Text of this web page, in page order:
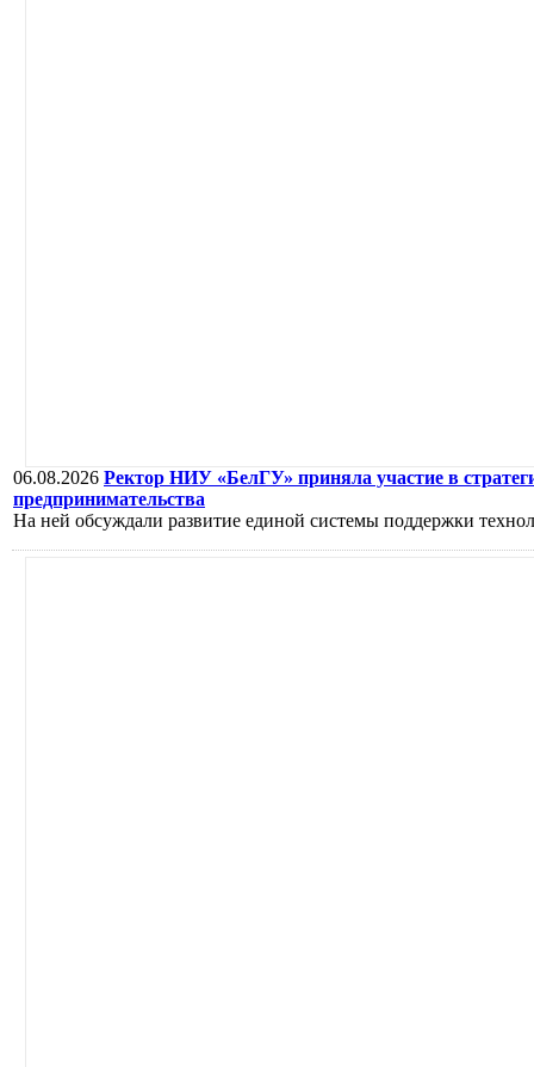
06.08.2026 Ректор НИУ «БелГУ» приняла участие в
предпринимательства
На ней обсуждали развитие единой системы поддержки